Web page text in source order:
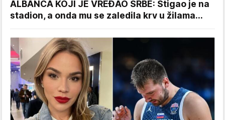
ALBANCA KOJI JE VREĐAO SRBE: Stigao je na
stadion, a onda mu se zaledila krv u žilama...